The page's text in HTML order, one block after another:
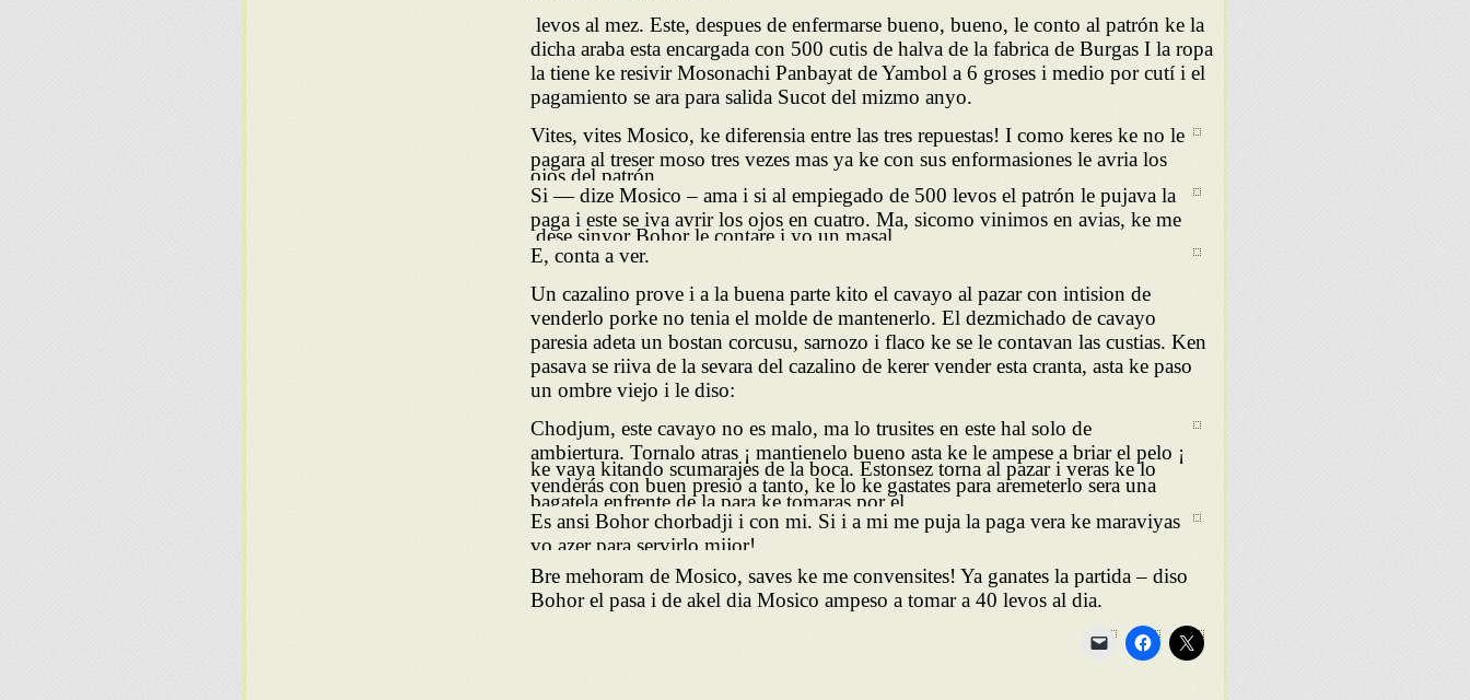
levos al mez. Este, despues de enfermarse bueno, bueno, le conto al patrón ke la
dicha araba esta encargada con 500 cutis de halva de la fabrica de Burgas I la ropa
la tiene ke resivir Mosonachi Panbayat de Yambol a 6 groses i medio por cutí i el
pagamiento se ara para salida Sucot del mizmo anyo.
Vites, vites Mosico, ke diferensia entre las tres repuestas! I como keres ke no le
pagara al treser moso tres vezes mas ya ke con sus enformasiones le avria los
ojos del patrón.
Si — dize Mosico – ama i si al empiegado de 500 levos el patrón le pujava la
paga i este se iva avrir los ojos en cuatro. Ma, sicomo vinimos en avias, ke me
dese sinyor Bohor le contare i yo un masal.
E, conta a ver.
Un cazalino prove i a la buena parte kito el cavayo al pazar con intision de
venderlo porke no tenia el molde de mantenerlo. El dezmichado de cavayo
paresia adeta un bostan corcusu, sarnozo i flaco ke se le contavan las custias. Ken
pasava se riiva de la sevara del cazalino de kerer vender esta cranta, asta ke paso
un ombre viejo i le diso:
Chodjum, este cavayo no es malo, ma lo trusites en este hal solo de
ambiertura. Tornalo atras ¡ mantienelo bueno asta ke le ampese a briar el pelo ¡
ke vaya kitando scumarajes de la boca. Estonsez torna al pazar i veras ke lo
venderás con buen presio a tanto, ke lo ke gastates para aremeterlo sera una
bagatela enfrente de la para ke tomaras por el.
Es ansi Bohor chorbadji i con mi. Si i a mi me puja la paga vera ke maraviyas
vo azer para servirlo mijor!
Bre mehoram de Mosico, saves ke me convensites! Ya ganates la partida – diso
Bohor el pasa i de akel dia Mosico ampeso a tomar a 40 levos al dia.